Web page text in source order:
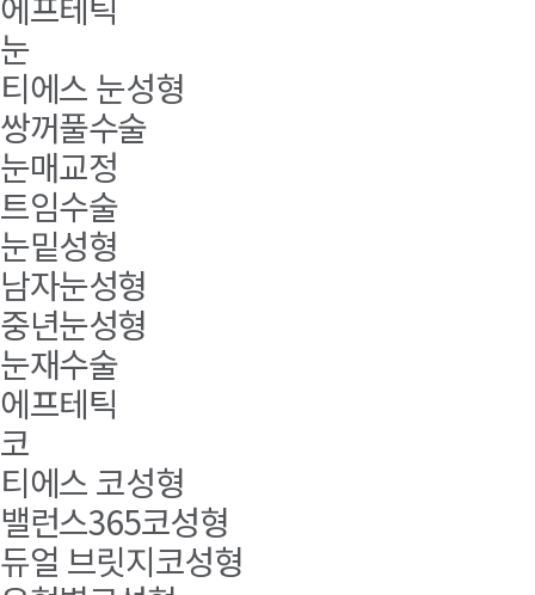
눈
티에스 눈성형
쌍꺼풀수술
눈매교정
트임수술
눈밑성형
남자눈성형
중년눈성형
눈재수술
에프테틱
코
티에스 코성형
밸런스365코성형
듀얼 브릿지코성형